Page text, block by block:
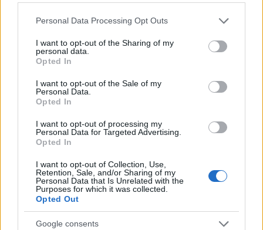
Please note that this website/app uses one or more Google
not limited to your visit or usage behaviour. You may click to
grant or deny consent to Google and its third-party tags to
use your data for below specified purposes in below Google
consent section.
Personal Data Processing Opt Outs
I want to opt-out of the Sharing of my
personal data.
Opted In
I want to opt-out of the Sale of my
Personal Data.
Opted In
I want to opt-out of processing my
Personal Data for Targeted Advertising.
Opted In
I want to opt-out of Collection, Use,
Retention, Sale, and/or Sharing of my
Personal Data that Is Unrelated with the
Purposes for which it was collected.
Opted Out
Google consents
Ehhez a fotóhoz nem is kell sok mindent hozzáfűzni,
önmagában egy csoda! Szakadt az eső, muszáj volt
megállnom Eperjes (Prešov) előtt és megörökítenem,
ahogy az esőcseppeken megtörik a sárgás